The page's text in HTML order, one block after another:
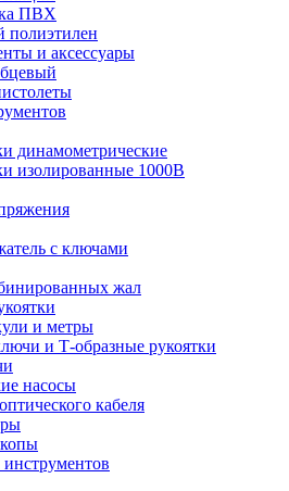
ПВХ
и аксессуары
динамометрические
изолированные 1000В
с ключами
жал
и метры
и Т-образные рукоятки
насосы
кабеля